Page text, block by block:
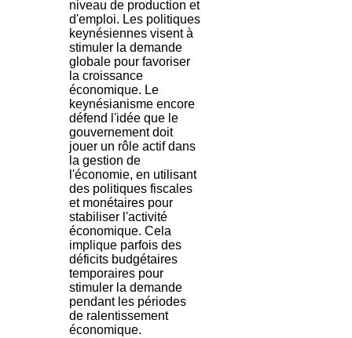
niveau de production et
d'emploi. Les politiques
keynésiennes visent à
stimuler la demande
globale pour favoriser
la croissance
économique. Le
keynésianisme encore
défend l'idée que le
gouvernement doit
jouer un rôle actif dans
la gestion de
l'économie, en utilisant
des politiques fiscales
et monétaires pour
stabiliser l'activité
économique. Cela
implique parfois des
déficits budgétaires
temporaires pour
stimuler la demande
pendant les périodes
de ralentissement
économique.